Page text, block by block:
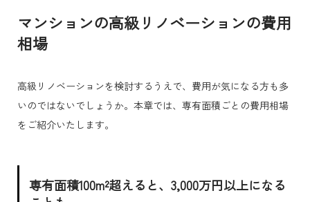
マンションの高級リノベーションの費用
相場
高級リノベーションを検討するうえで、費用が気になる方も多
いのではないでしょうか。本章では、専有面積ごとの費用相場
をご紹介いたします。
専有面積100m²超えると、3,000万円以上になる